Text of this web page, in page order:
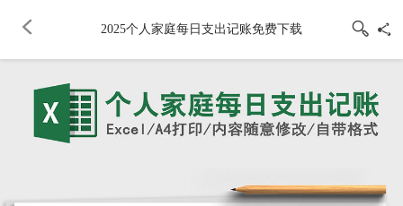
2025个人家庭每日支出记账免费下载